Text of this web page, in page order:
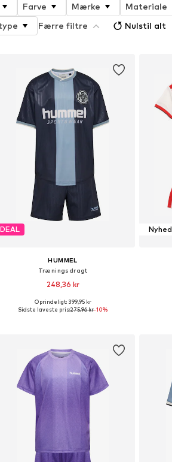
Farve Mærke Materiale
Færre filtre Nulstil alt
DEAL
HUMMEL
Træningsdragt
248,36 kr
+1
Fås i mange størrelser
Oprindeligt: 399,95 kr
Sidste laveste pris:275,96 kr-10%
Nyhed